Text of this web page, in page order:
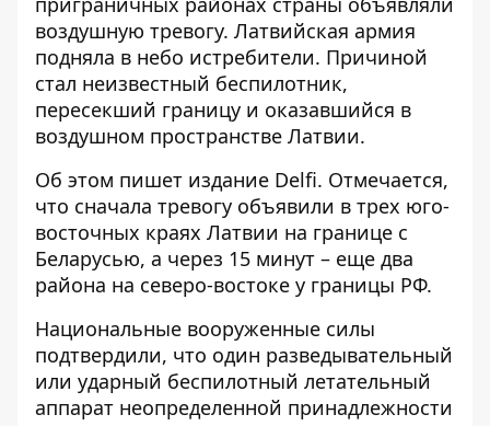
воздушную тревогу. Латвийская армия
подняла в небо истребители. Причиной
стал неизвестный беспилотник,
пересекший границу и оказавшийся в
воздушном пространстве Латвии.
Об этом пишет издание Delfi. Отмечается,
что сначала тревогу объявили в трех юго-
восточных краях Латвии на границе с
Беларусью, а через 15 минут – еще два
района на северо-востоке у границы РФ.
Национальные вооруженные силы
подтвердили, что один разведывательный
или ударный беспилотный летательный
аппарат неопределенной принадлежности